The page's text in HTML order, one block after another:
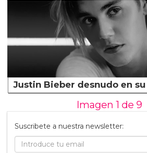
Justin Bieber desnudo en
Imagen 1 de 9
Suscribete a nuestra newsletter: